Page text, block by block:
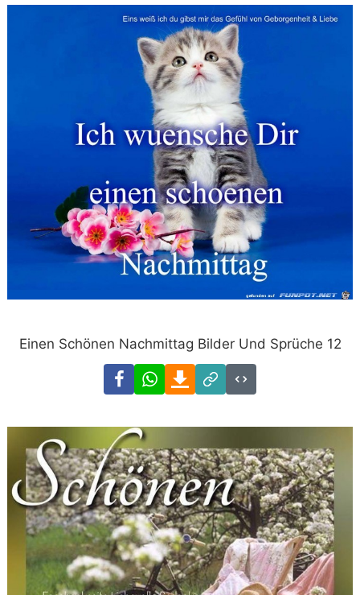
Einen Schönen Nachmittag Bilder Und Sprüche 12
FacebookWhatsAppDownload
Link
Code